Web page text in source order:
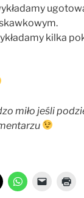
kilka
miło jeśli